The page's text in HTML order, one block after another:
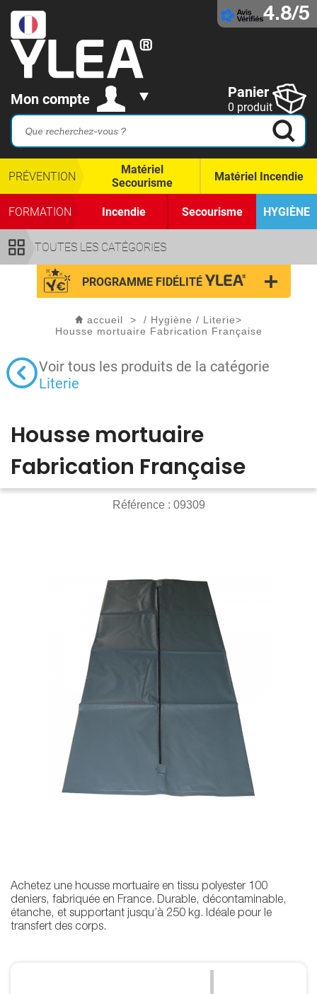
4.8/5
Mon compte Panier
0 produit
TOUTES LES CATÉGORIES
PRÉVENTION
Matériel
Secourisme
Matériel Incendie
FORMATION Incendie Secourisme HYGIÈNE
PROGRAMME FIDÉLITÉ
accueil > / Hygiène / Literie>
Housse mortuaire Fabrication Française
Voir tous les produits de la catégorie
Literie
Housse mortuaire
Fabrication Française
Référence : 09309
Achetez une housse mortuaire en tissu polyester 100
deniers, fabriquée en France. Durable, décontaminable,
étanche, et supportant jusqu’à 250 kg. Idéale pour le
transfert des corps.